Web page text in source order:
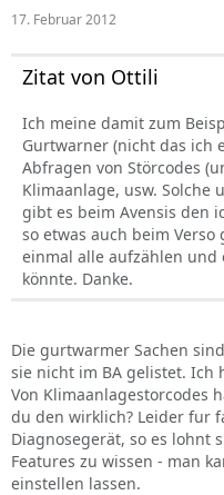
17. Februar 2012
Zitat von Ottili
Ich meine damit zum
Gurtwarner (nicht das ich
Abfragen von Störcodes
Klimaanlage, usw. Solche
gibt es beim Avensis den
so etwas auch beim
einmal alle aufzählen und
könnte. Danke.
Die gurtwarmer Sachen
sie nicht im BA gelistet. Ich
Von Klimaanlagestorcodes
du den wirklich? Leider fur
Diagnosegerät, so es lohnt
Features zu wissen - man
einstellen lassen.